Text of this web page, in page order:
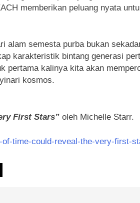
memberikan peluang nyata
alam semesta purba bukan
karakteristik bintang generasi
pertama kalinya kita akan
kosmos.
First Stars” oleh Michelle Starr.
time-could-reveal-the-very-first-